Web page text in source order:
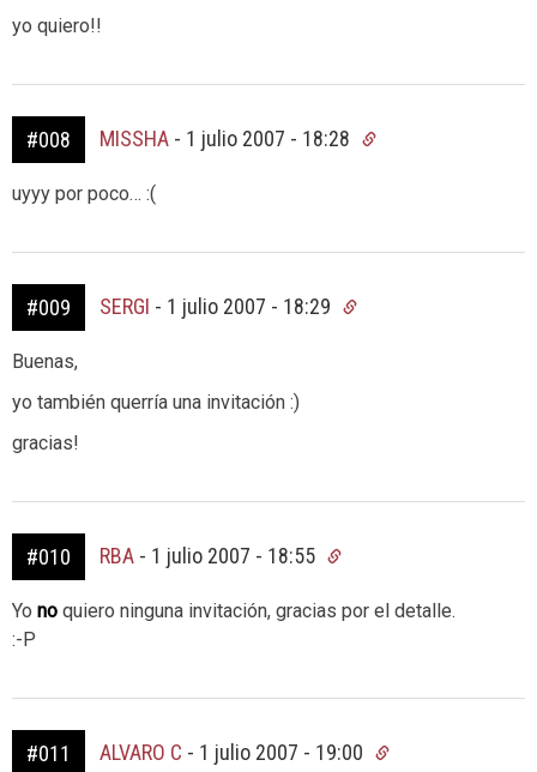
yo quiero!!
#008 MISSHA - 1 julio 2007 - 18:28
uyyy por poco… :(
#009 SERGI - 1 julio 2007 - 18:29
Buenas,
yo también querría una invitación :)
gracias!
#010 RBA - 1 julio 2007 - 18:55
Yo no quiero ninguna invitación, gracias por el detalle.
:-P
#011 ALVARO C - 1 julio 2007 - 19:00